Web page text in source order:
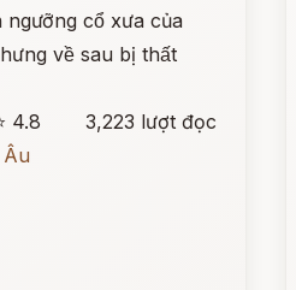
cổ xưa của
về sau bị thất
4.8
3,223 lượt đọc